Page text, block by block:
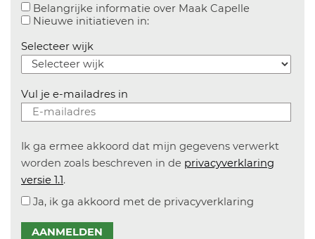
Belangrijke informatie over Maak CapelleAanvinken
Nieuwe initiatieven in:Aanvinken om informatie over
Selecteer wijk
Vul je e-mailadres in
Ik ga ermee akkoord dat mijn gegevens verwerkt
worden zoals beschreven in de privacyverklaring
versie 1.1.
Ja, ik ga akkoord met de privacyverklaring
AANMELDEN